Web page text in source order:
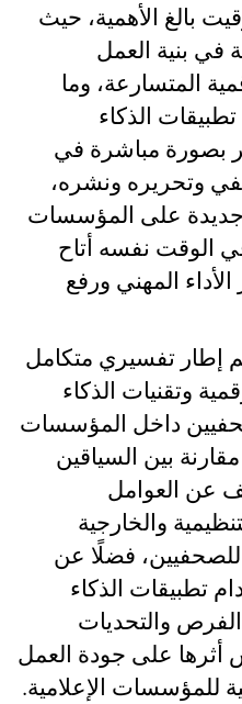
بالغ الأهمية، حيث
في بنية العمل
المتسارعة، وما
الذكاء
بصورة مباشرة في
وتحريره ونشره،
على المؤسسات
الوقت نفسه أتاح
المهني ورفع
إطار تفسيري متكامل
وتقنيات الذكاء
داخل المؤسسات
بين السياقين
عن العوامل
والخارجية
للصحفيين، فضلًا عن
تطبيقات الذكاء
والتحديات
أثرها على جودة العمل
للمؤسسات الإعلامية.